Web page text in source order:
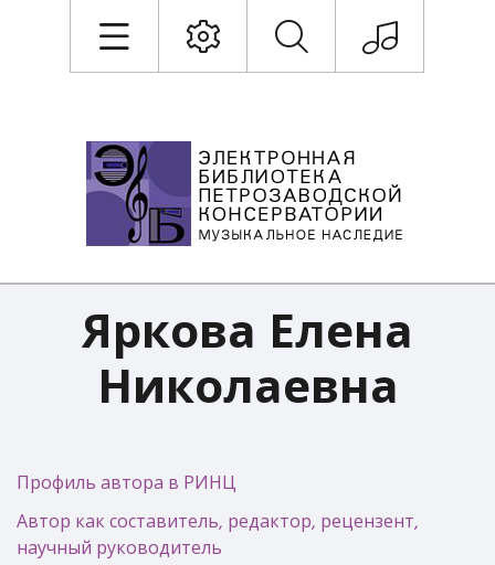
Яркова Елена
Николаевна
Профиль автора в РИНЦ
Автор как составитель, редактор, рецензент,
научный руководитель